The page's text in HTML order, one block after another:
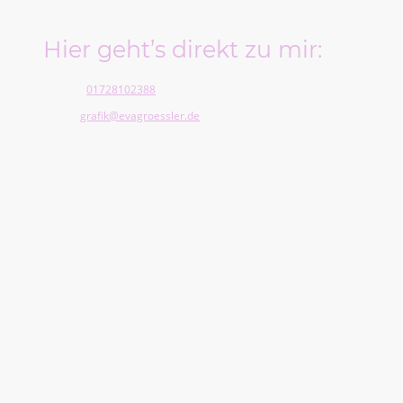
Hier geht’s direkt zu mir:
01728102388
grafik@evagroessler.de